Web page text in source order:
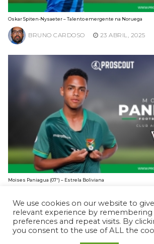
Oskar Spiten-Nysaeter – Talento emergente na Noruega
BRUNO CARDOSO 23 ABRIL, 2025
Moises Paniagua (07′) – Estrela Boliviana
We use cookies on our website to
relevant experience by remembering
preferences and repeat visits. By
you consent to the use of ALL the